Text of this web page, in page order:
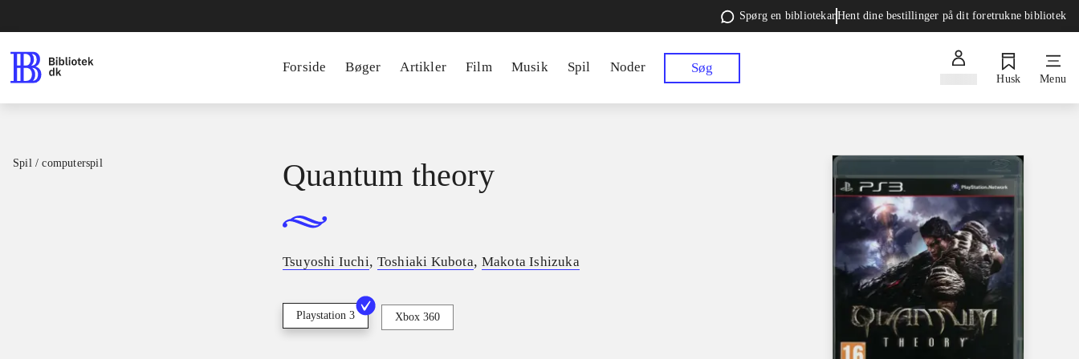
Spørg en bibliotekarHent dine bestillinger på dit foretrukne bibliotek
Forside Bøger Artikler Film Musik Spil Noder Søg
Husk Menu
Spil / computerspil Quantum theory
Tsuyoshi Iuchi, Toshiaki Kubota, Makota Ishizuka
Playstation 3 Xbox 360